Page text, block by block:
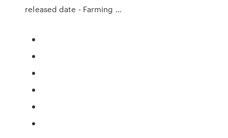
released date - Farming …